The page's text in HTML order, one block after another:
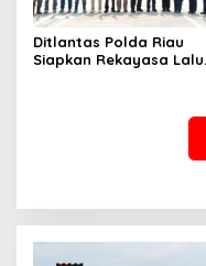
Ditlantas Polda Riau
Siapkan Rekayasa Lalu
Keselamatan